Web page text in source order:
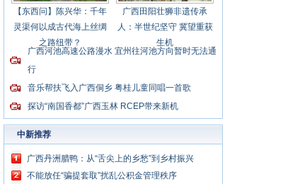
【东西问】陈兴华：千年
灵渠何以成古代海上丝绸
之路纽带？
广西田阳壮狮非遗传承
人：半世纪坚守 冀望重获
生机
广西河池高速公路漫水 宜州往河池方向暂时无法通
行
音乐帮扶飞入广西侗乡 粤桂儿童同唱一首歌
探访“南国香都”广西玉林 RCEP带来新机
中新推荐
广西丹洲腊鸭：从“舌尖上的乡愁”到乡村振兴
的“利器”
不能放任“骗提套取”扰乱公积金管理秩序